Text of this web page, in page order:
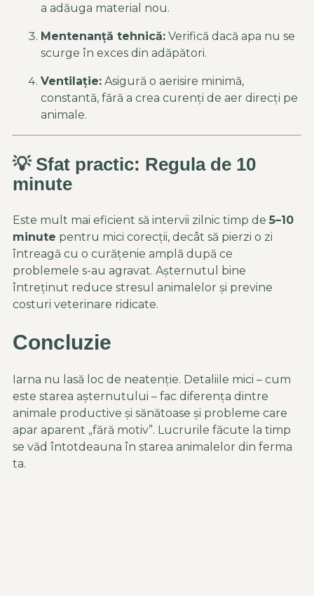
a adăuga material nou.
Mentenanță tehnică: Verifică dacă apa nu se
scurge în exces din adăpători.
Ventilație: Asigură o aerisire minimă,
constantă, fără a crea curenți de aer direcți pe
animale.
💡 Sfat practic: Regula de 10
minute
Este mult mai eficient să intervii zilnic timp de 5–10
minute pentru mici corecții, decât să pierzi o zi
întreagă cu o curățenie amplă după ce
problemele s-au agravat. Așternutul bine
întreținut reduce stresul animalelor și previne
costuri veterinare ridicate.
Concluzie
Iarna nu lasă loc de neatenție. Detaliile mici – cum
este starea așternutului – fac diferența dintre
animale productive și sănătoase și probleme care
apar aparent „fără motiv”. Lucrurile făcute la timp
se văd întotdeauna în starea animalelor din ferma
ta.